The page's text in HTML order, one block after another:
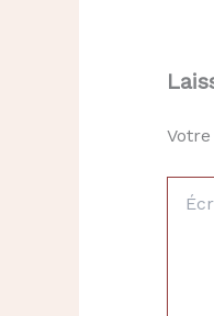
ici…